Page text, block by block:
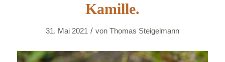
Kamille.
31. Mai 2021 / von Thomas Steigelmann